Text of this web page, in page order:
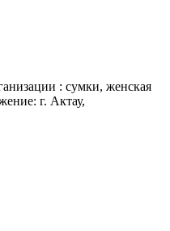
: сумки, женская
г. Актау,